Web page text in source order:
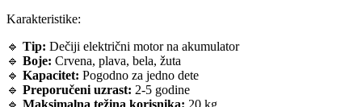
Karakteristike:
🔹 Tip: Dečiji električni motor na akumulator
🔹 Boje: Crvena, plava, bela, žuta
🔹 Kapacitet: Pogodno za jedno dete
🔹 Preporučeni uzrast: 2-5 godine